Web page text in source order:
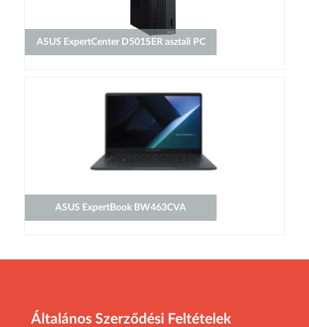
ASUS ExpertCenter D501SER asztali PC
ASUS ExpertBook BW463CVA
Általános Szerződési Feltételek